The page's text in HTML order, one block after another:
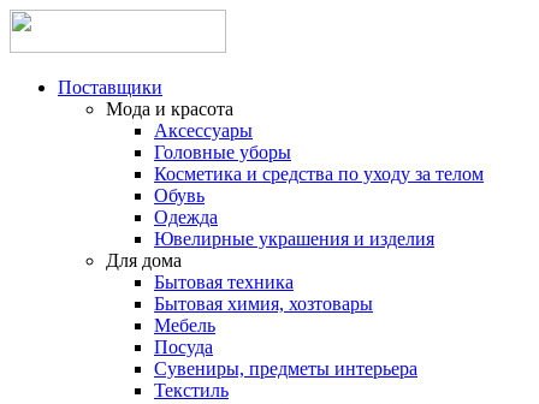
Поставщики
Мода и красота
Аксессуары
Головные уборы
Косметика и средства по уходу за телом
Обувь
Одежда
Ювелирные украшения и изделия
Для дома
Бытовая техника
Бытовая химия, хозтовары
Мебель
Посуда
Сувениры, предметы интерьера
Текстиль